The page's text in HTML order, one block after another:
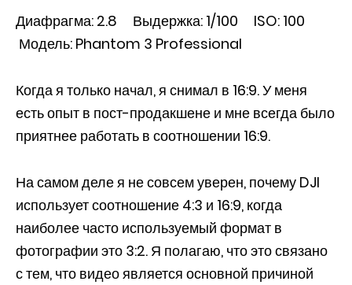
Диафрагма: 2.8 Выдержка: 1/100 ISO: 100
Модель: Phantom 3 Professional
Когда я только начал, я снимал в 16:9. У меня
есть опыт в пост-продакшене и мне всегда было
приятнее работать в соотношении 16:9.
На самом деле я не совсем уверен, почему DJI
использует соотношение 4:3 и 16:9, когда
наиболее часто используемый формат в
фотографии это 3:2. Я полагаю, что это связано
с тем, что видео является основной причиной